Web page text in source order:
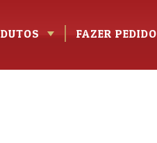
FAZER PEDIDO